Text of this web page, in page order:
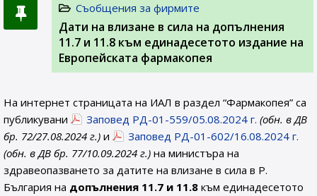
Съобщения за фирмите
Дати на влизане в сила на допълнения
11.7 и 11.8 към единадесетото издание на
Европейската фармакопея
На интернет страницата на ИАЛ в раздел “Фармакопея” са
публикувани
Заповед РД-01-559/05.08.2024 г. (обн. в ДВ
бр. 72/27.08.2024 г.) и
Заповед РД-01-602/16.08.2024 г.
(обн. в ДВ бр. 77/10.09.2024 г.) на министъра на
здравеопазването за датите на влизане в сила в Р.
България на допълнения 11.7 и 11.8 към единадесетото